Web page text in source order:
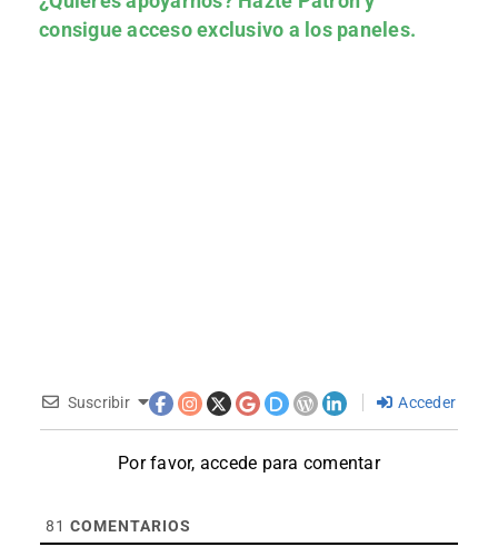
consigue acceso exclusivo a los paneles.
Suscribir Acceder
Por favor, accede para comentar
81 COMENTARIOS